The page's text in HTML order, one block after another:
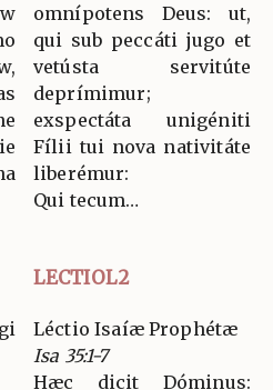
omnípotens Deus: ut,
qui sub peccáti jugo et
vetústa servitúte
deprímimur;
exspectáta unigéniti
Fílii tui nova nativitáte
liberémur:
Qui tecum…
LECTIOL2
Léctio Isaíæ Prophétæ
Isa 35:1-7
Hæc dicit Dóminus: